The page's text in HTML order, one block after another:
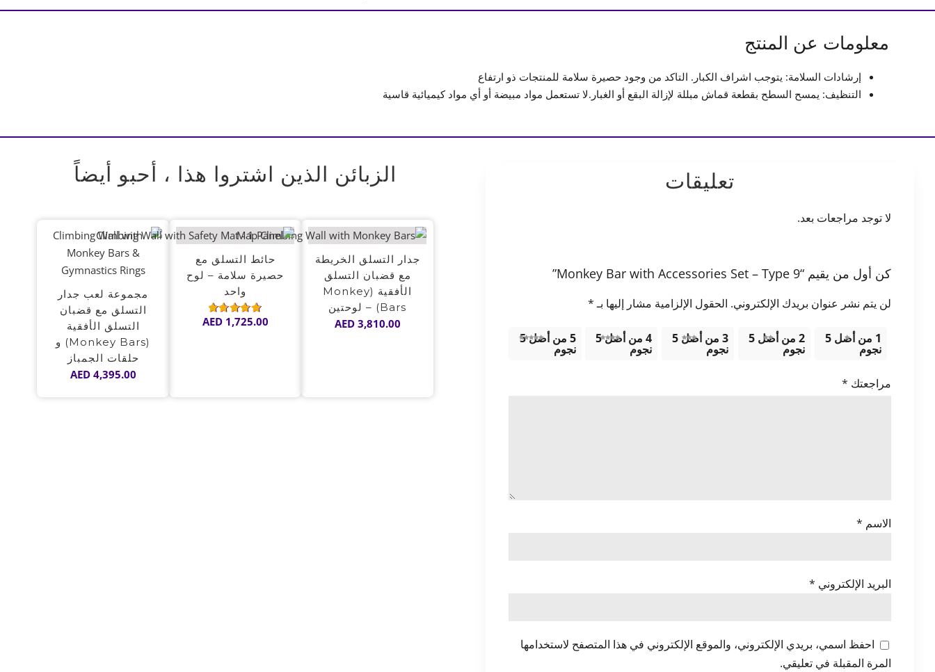
معلومات عن المنتج
إرشادات السلامة: يتوجب اشراف الكبار. التاكد من وجود حصيرة سلامة للمنتجات ذو ارتفاع
التنظيف: يمسح السطح بقطعة قماش مبللة لإزالة البقع أو الغبار.لا تستعمل مواد مبيضة أو أي مواد كيميائية قاسية
تعليقات
لا توجد مراجعات بعد.
كن أول من يقيم “Monkey Bar with Accessories Set – Type 9”
لن يتم نشر عنوان بريدك الإلكتروني. الحقول الإلزامية مشار إليها بـ*
1 من أصل 5
نجوم
2 من أصل 5
نجوم
3 من أصل 5
نجوم
4 من أصل 5
نجوم
5 من أصل 5
نجوم
مراجعتك *
الاسم *
البريد الإلكتروني *
احفظ اسمي، بريدي الإلكتروني، والموقع الإلكتروني في هذا المتصفح لاستخدامها
المرة المقبلة في تعليقي.
الزبائن الذين اشتروا هذا ، أحبو أيضاً
جدار التسلق الخريطة
مع قضبان التسلق
الأفقية (Monkey
Bars) – لوحتين
AED3,810.00
حائط التسلق مع
حصيرة سلامة – لوح
واحد
تم
AED1,725.00
مجموعة لعب جدار
التسلق مع قضبان
التسلق الأفقية
(Monkey Bars) و
حلقات الجمباز
AED4,395.00